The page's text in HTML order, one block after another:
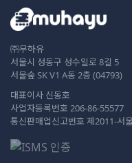
㈜무하유
서울시 성동구 성수일로 8길 5
서울숲 SK V1 A동 2층 (04793)
대표이사 신동호
사업자등록번호 206-86-55577
통신판매업신고번호 제2011-서